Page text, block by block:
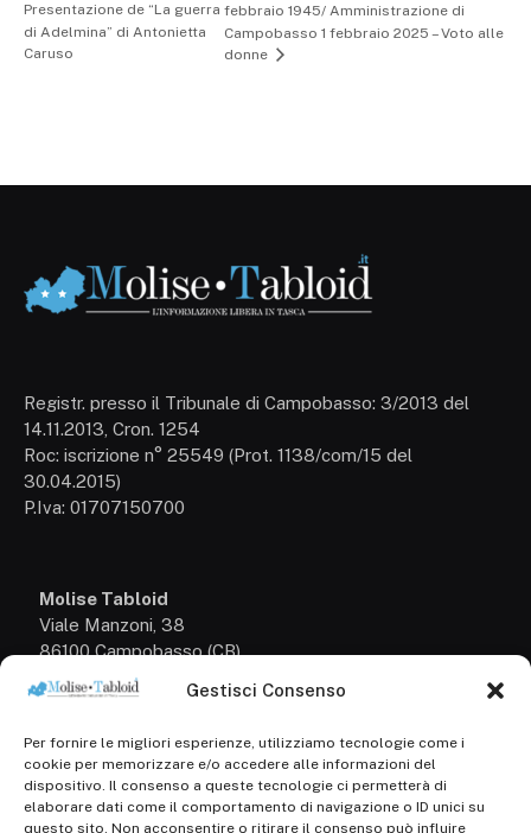
Gestisci Consenso
Per fornire le migliori esperienze, utilizziamo tecnologie come i
cookie per memorizzare e/o accedere alle informazioni del
dispositivo. Il consenso a queste tecnologie ci permetterà di
elaborare dati come il comportamento di navigazione o ID unici su
questo sito. Non acconsentire o ritirare il consenso può influire
Presentazione de “La guerra
di Adelmina” di Antonietta
Caruso
febbraio 1945/ Amministrazione di
Campobasso 1 febbraio 2025 – Voto alle
donne
Registr. presso il Tribunale di Campobasso: 3/2013 del
14.11.2013, Cron. 1254
Roc: iscrizione n° 25549 (Prot. 1138/com/15 del
30.04.2015)
P.Iva: 01707150700
Molise Tabloid
Viale Manzoni, 38
86100 Campobasso (CB)
+39 3333169466
Scrivici a:
info@molisetabloid.it
commerciale@molisetabloid.it